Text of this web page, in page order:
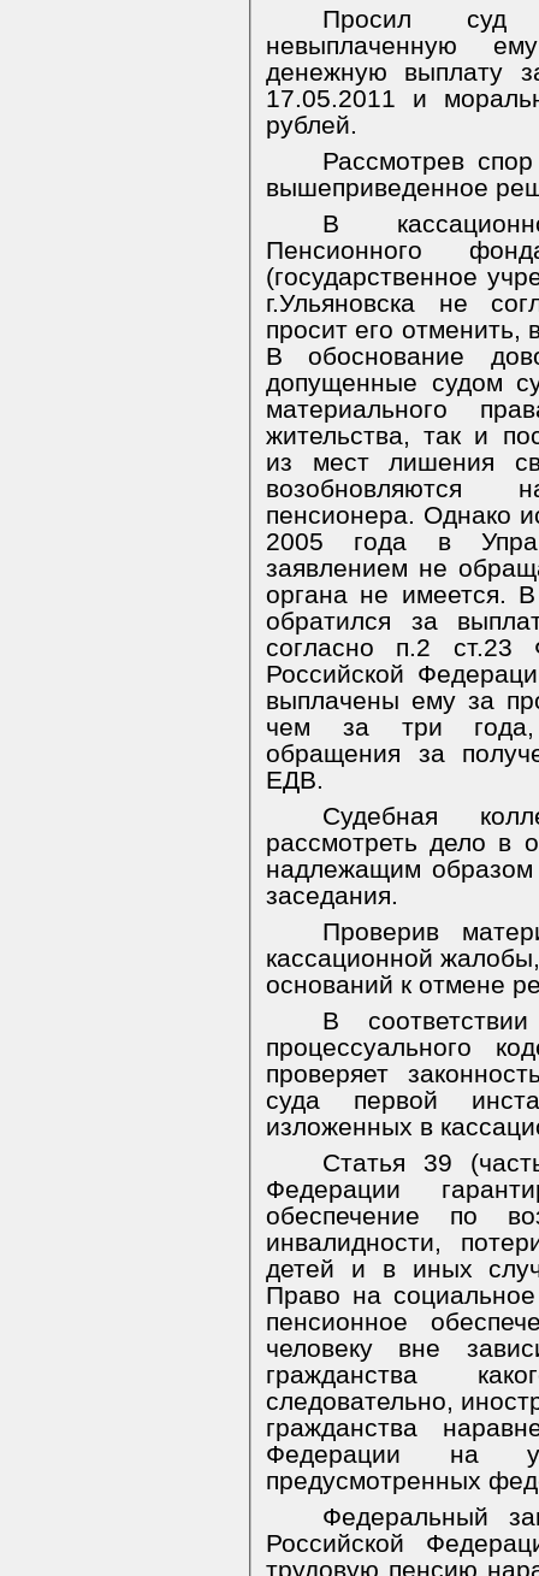
Просил суд
невыплаченную
денежную выплату
17.05.2011 и
рублей.
Рассмотрев
вышеприведенное
В
Пенсионного
(государственное
г.Ульяновска не
просит его отменить,
В обоснование
допущенные судом
материального
жительства, так и
из мест лишения
возобновляются
пенсионера. Однако
2005 года в
заявлением не
органа не имеется.
обратился за
согласно п.2
Российской
выплачены ему за
чем за три года,
обращения за
ЕДВ.
Судебная
рассмотреть дело в
надлежащим
заседания.
Проверив
кассационной
оснований к отмене
В
процессуального
проверяет
суда первой
изложенных в
Статья 39
Федерации
обеспечение по
инвалидности,
детей и в иных
Право на
пенсионное
человеку вне
гражданства
следовательно,
гражданства
Федерации на
предусмотренных
Федеральный
Российской